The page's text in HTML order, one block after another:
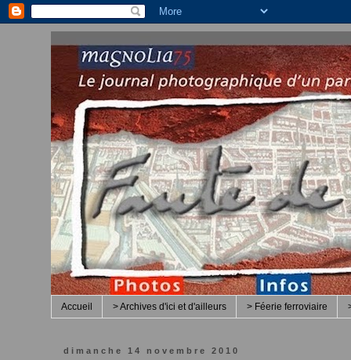
Accueil > Archives d'ici et d'ailleurs > Féerie ferroviaire
dimanche 14 novembre 2010